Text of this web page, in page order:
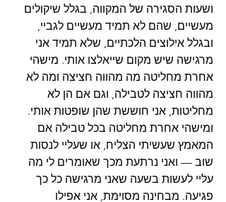
ושעות הסגירה של המקווה, בגלל שיקולים
מעשיים, שהם לא תמיד מעשיים לגביי,
ובגלל אילוצים הלכתיים, שלא תמיד אני
מרגישה שיש מקום שייאלצו אותי. מישהי
אחרת מחליטה מה מהווה חציצה ומה לא
מהווה חציצה לטבילה, וגם אם הן לא
מחליטות, אני חוששת שהן שופטות אותי.
ומישהי אחרת מחליטה בכל טבילה אם
המאמץ שעשיתי הצליח, או שעליי לנסות
שוב — ואני נרתעת מכך שאומרים לי מה
עליי לעשות בשעה שאני מרגישה כל כך
פגיעה. מבחינה מסוימת, אני אפילו